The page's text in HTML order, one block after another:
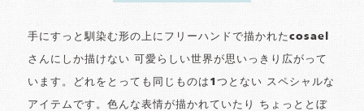
手にすっと馴染む形の上にフリーハンドで描かれたcosael
さんにしか描けない 可愛らしい世界が思いっきり広がって
います。どれをとっても同じものは1つとない スペシャルな
アイテムです。色んな表情が描かれていたり ちょっととぼ